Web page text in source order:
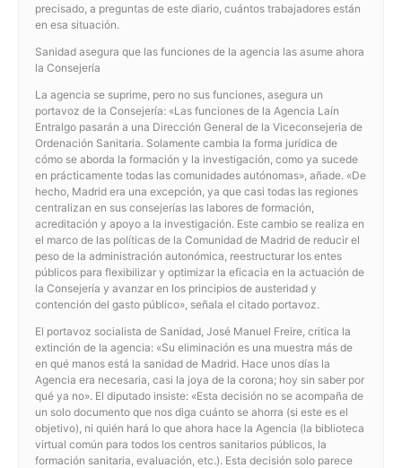
precisado, a preguntas de este diario, cuántos trabajadores están
en esa situación.
Sanidad asegura que las funciones de la agencia las asume ahora
la Consejería
La agencia se suprime, pero no sus funciones, asegura un
portavoz de la Consejería: «Las funciones de la Agencia Laín
Entralgo pasarán a una Dirección General de la Viceconsejeria de
Ordenación Sanitaria. Solamente cambia la forma jurídica de
cómo se aborda la formación y la investigación, como ya sucede
en prácticamente todas las comunidades autónomas», añade. «De
hecho, Madrid era una excepción, ya que casi todas las regiones
centralizan en sus consejerías las labores de formación,
acreditación y apoyo a la investigación. Este cambio se realiza en
el marco de las políticas de la Comunidad de Madrid de reducir el
peso de la administración autonómica, reestructurar los entes
públicos para flexibilizar y optimizar la eficacia en la actuación de
la Consejería y avanzar en los principios de austeridad y
contención del gasto público», señala el citado portavoz.
El portavoz socialista de Sanidad, José Manuel Freire, critica la
extinción de la agencia: «Su eliminación es una muestra más de
en qué manos está la sanidad de Madrid. Hace unos días la
Agencia era necesaria, casi la joya de la corona; hoy sin saber por
qué ya no». El diputado insiste: «Esta decisión no se acompaña de
un solo documento que nos diga cuánto se ahorra (si este es el
objetivo), ni quién hará lo que ahora hace la Agencia (la biblioteca
virtual común para todos los centros sanitarios públicos, la
formación sanitaria, evaluación, etc.). Esta decisión solo parece